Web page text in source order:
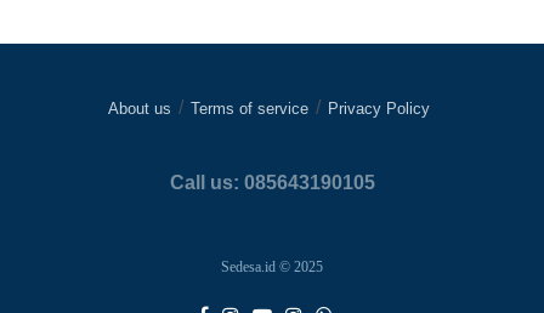
About us Terms of service Privacy Policy
Call us: 085643190105
Sedesa.id © 2025